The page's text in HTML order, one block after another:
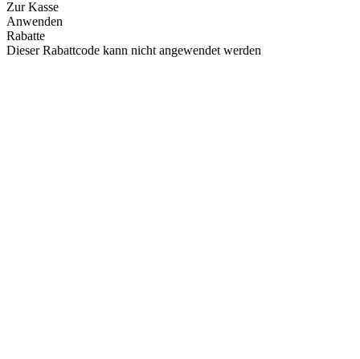
Zur Kasse
Anwenden
Rabatte
Dieser Rabattcode kann nicht angewendet werden